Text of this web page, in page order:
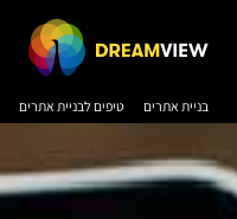
בניית אתרים טיפים לבניית אתרים